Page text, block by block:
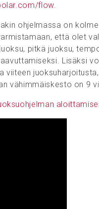
flow.
ohjelmassa on
että olet
pitkä juoksu,
Lisäksi
viiteen
vähimmäiskesto on 9